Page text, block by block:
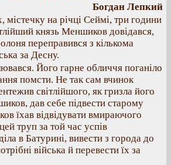
Богдан Лепкий
на річці Сеймі, три години
князь Меншиков довідався,
переправився з кількома
за Десну.
Його гарне обличчя поганіло
помсти. Не так сам вчинок
світлійшого, як гризла його
дав себе підвести старому
їхав відвідувати вмираючого
труп за той час успів
в Батурині, вивести з города до
війська й перевести їх за